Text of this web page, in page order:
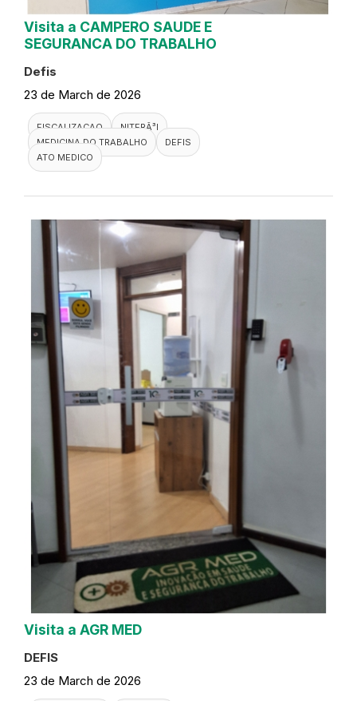
Visita a CAMPERO SAUDE E
SEGURANCA DO TRABALHO
Defis
23 de March de 2026
FISCALIZACAO
NITERÃ³I
MEDICINA DO TRABALHO
DEFIS
ATO MEDICO
Visita a AGR MED
DEFIS
23 de March de 2026